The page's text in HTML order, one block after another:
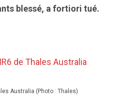
blessé, a fortiori tué.
Australia (Photo : Thales)